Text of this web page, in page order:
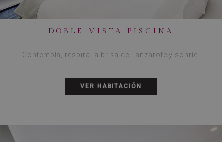
DOBLE VISTA PISCINA
Contempla, respira la brisa de Lanzarote y sonríe.
VER HABITACIÓN